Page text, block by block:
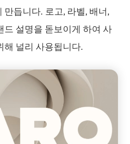
만듭니다. 로고, 라벨, 배너,
드 설명을 돋보이게 하여 사
해 널리 사용됩니다.